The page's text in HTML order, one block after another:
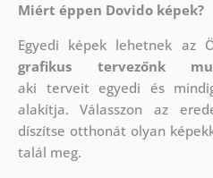
Miért éppen Dovido képek?
Egyedi képek lehetnek az
grafikus tervezőnk
aki terveit egyedi és
alakítja. Válasszon az
díszítse otthonát olyan
talál meg.